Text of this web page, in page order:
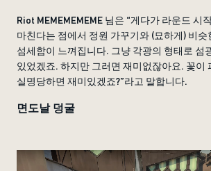
Riot MEMEMEMEME 님은 “게다가 라운드 시
마친다는 점에서 정원 가꾸기와 (묘하게) 비슷
섬세함이 느껴집니다. 그냥 각광의 형태로 섬
있었겠죠. 하지만 그러면 재미없잖아요. 꽃이
실명당하면 재미있겠죠?”라고 말합니다.
면도날 덩굴